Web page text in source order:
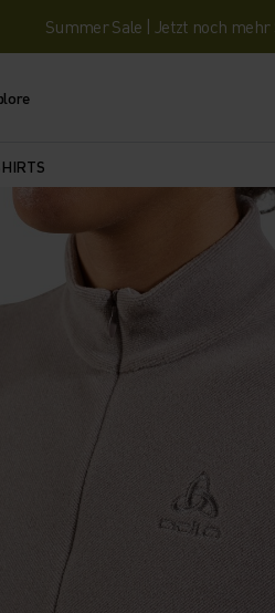
Summer Sale | Jetzt noch mehr